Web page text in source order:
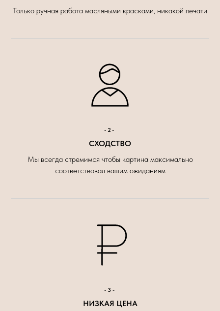
Только ручная работа масляными красками, никакой печати
-2-
СХОДСТВО
Мы всегда стремимся чтобы картина максимально
соответствовал вашим ожиданиям
-3-
НИЗКАЯ ЦЕНА